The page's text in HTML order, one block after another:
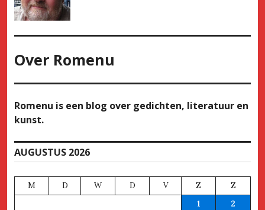
Over Romenu
Romenu is een blog over gedichten, literatuur en
kunst.
AUGUSTUS 2026
M D W D V Z
Z
1
2